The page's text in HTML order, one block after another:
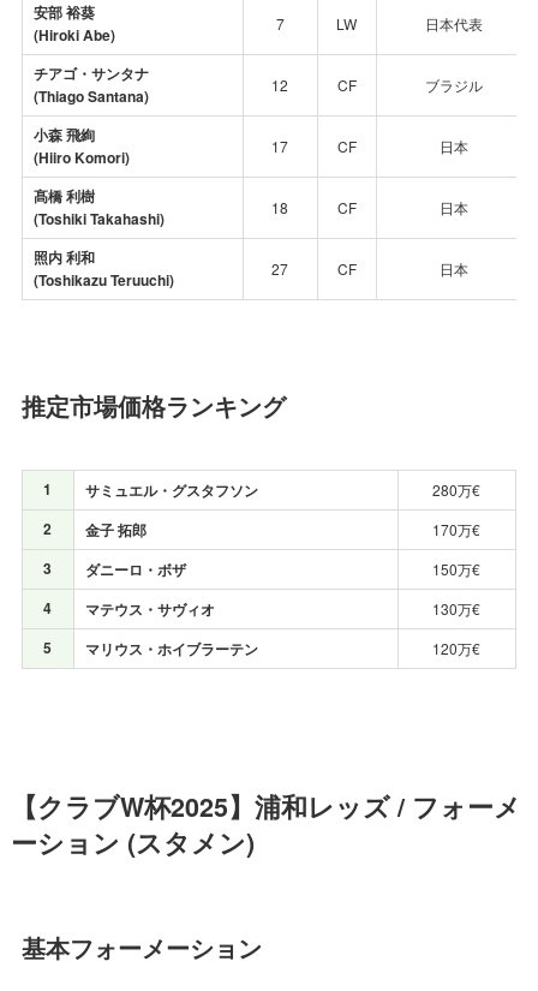
安部 裕葵
(Hiroki Abe)
7 LW 日本代表
チアゴ・サンタナ
(Thiago Santana)
12 CF ブラジル
小森 飛絢
(Hiiro Komori)
17 CF 日本
髙橋 利樹
(Toshiki Takahashi)
18 CF 日本
照内 利和
(Toshikazu Teruuchi)
27 CF 日本
推定市場価格ランキング
1 サミュエル・グスタフソン 280万€
2 金子 拓郎 170万€
3 ダニーロ・ボザ 150万€
4 マテウス・サヴィオ 130万€
5 マリウス・ホイブラーテン 120万€
【クラブW杯2025】浦和レッズ / フォーメ
ーション (スタメン)
基本フォーメーション